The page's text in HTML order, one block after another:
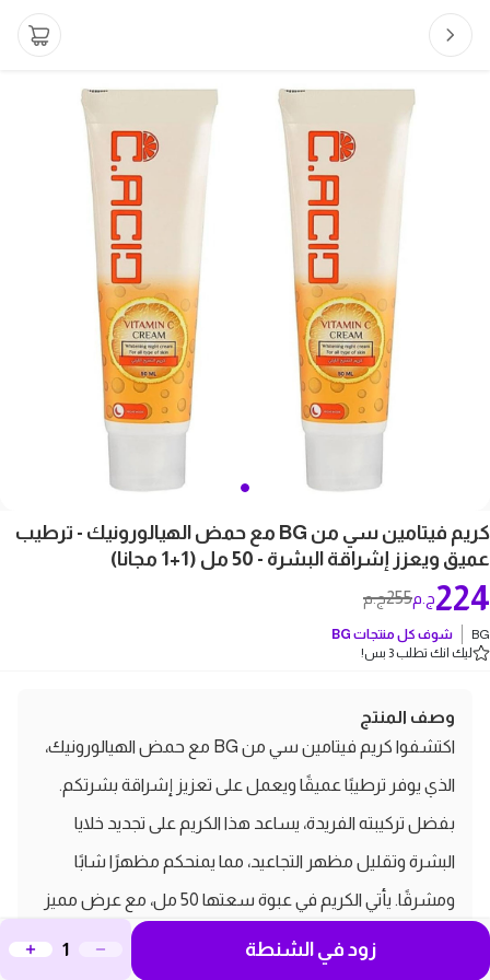
كريم فيتامين سي من BG مع حمض الهيالورونيك - ترطيب
عميق ويعزز إشراقة البشرة - 50 مل (1+1 مجانا)
255ج.م 224ج.م
BG شوف كل منتجات BG
ليك انك تطلب 3 بس!
وصف المنتج
اكتشفوا كريم فيتامين سي من BG مع حمض الهيالورونيك،
الذي يوفر ترطيبًا عميقًا ويعمل على تعزيز إشراقة بشرتكم.
بفضل تركيبته الفريدة، يساعد هذا الكريم على تجديد خلايا
البشرة وتقليل مظهر التجاعيد، مما يمنحكم مظهرًا شابًا
ومشرقًا. يأتي الكريم في عبوة سعتها 50 مل، مع عرض مميز
يشمل الحصول على عبوة إضافية مجانية، مما يجعله الخيار
زود في الشنطة